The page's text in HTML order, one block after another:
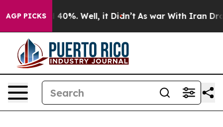
AGP PICKS
Around 40%. Well, it Didn’t As war With Iran Drove